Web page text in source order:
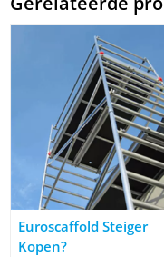
Afbeelding Euroscaffold
Euroscaffold Steiger
Kopen?